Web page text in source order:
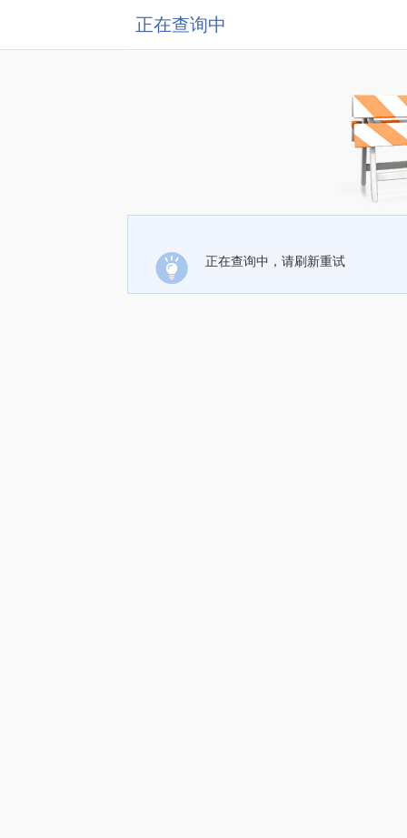
正在查询中
正在查询中，请刷新重试